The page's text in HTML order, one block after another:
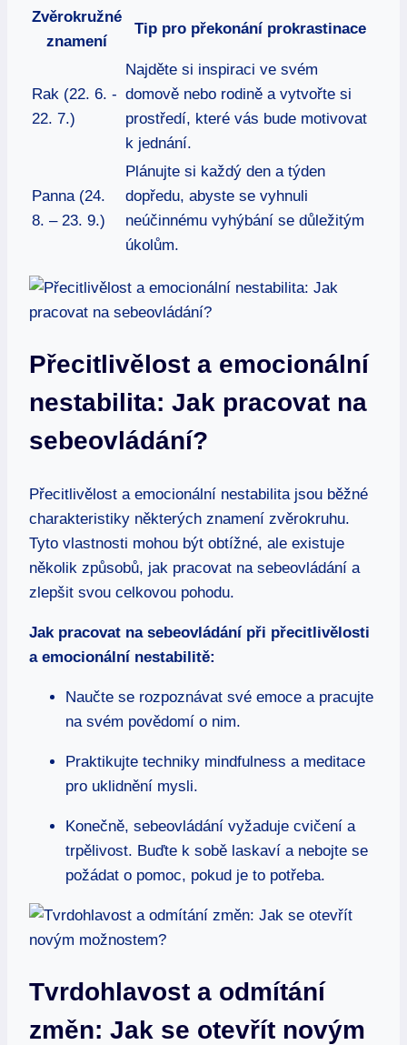
Zvěrokružné
znamení
Tip pro překonání prokrastinace
Rak (22. 6. -⁣
22. 7.)
Najděte si inspiraci ve svém
domově nebo rodině a vytvořte si
prostředí, které vás bude motivovat​
k jednání.
Panna (24.
8. – 23. 9.)
Plánujte si každý den a​ týden
dopředu, abyste se vyhnuli
neúčinnému vyhýbání se důležitým
úkolům.
Přecitlivělost a emocionální
nestabilita: Jak pracovat na
sebeovládání?
Přecitlivělost a emocionální nestabilita jsou běžné
charakteristiky některých znamení zvěrokruhu.
Tyto vlastnosti mohou⁢ být obtížné, ale existuje
několik způsobů, jak pracovat na ‌sebeovládání a
zlepšit svou​ celkovou pohodu.
Jak pracovat na sebeovládání při přecitlivělosti
a emocionální nestabilitě:
Naučte se rozpoznávat své emoce⁣ a pracujte
na svém povědomí o nim.
Praktikujte techniky ⁣mindfulness ​a meditace
pro uklidnění mysli.
Konečně, sebeovládání vyžaduje cvičení a
trpělivost. Buďte k sobě laskaví a nebojte se
požádat o pomoc, pokud je to potřeba.
Tvrdohlavost a odmítání
změn: Jak se otevřít novým